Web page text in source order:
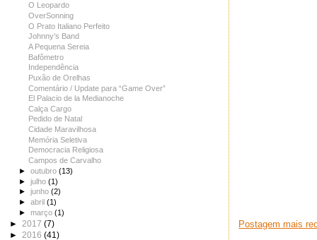
Postagem mais
O Leopardo
OverSonning
O Prato Italiano Perfeito
Johnny’s Band
A Pequena Sereia
Bafômetro
Independência
Puxão de Orelhas
Comentário / Update para “Game Over”
El Palacio de la Medianoche
Calça Cargo
Pedido de Natal
Cidade Maravilhosa
Memória Seletiva
Democracia Religiosa
Campos de Carvalho
►outubro(13)
►julho(1)
►junho(2)
►abril(1)
►março(1)
► 2017 (7)
► 2016 (41)